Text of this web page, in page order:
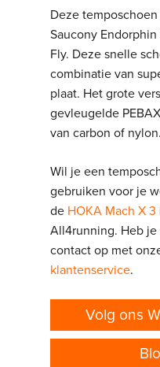
Deze
Saucony
Fly. Deze snelle
combinatie van
plaat. Het grote
gevleugelde
van carbon of nylon.
Wil je een
gebruiken voor je
de HOKA Mach X 3
All4running. Heb je
contact op met
klantenservice.
Volg ons